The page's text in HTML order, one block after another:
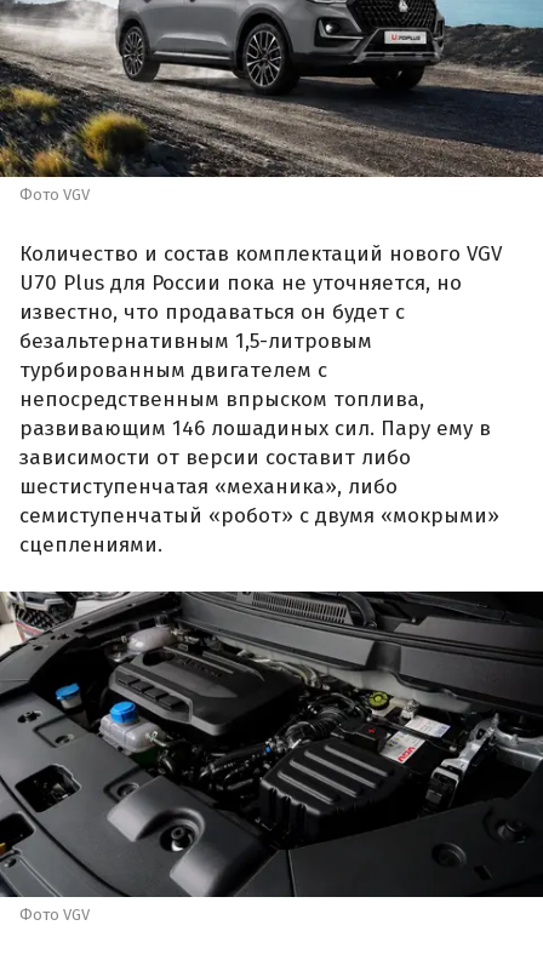
Фото VGV
Количество и состав комплектаций нового VGV
U70 Plus для России пока не уточняется, но
известно, что продаваться он будет с
безальтернативным 1,5-литровым
турбированным двигателем с
непосредственным впрыском топлива,
развивающим 146 лошадиных сил. Пару ему в
зависимости от версии составит либо
шестиступенчатая «механика», либо
семиступенчатый «робот» с двумя «мокрыми»
сцеплениями.
Фото VGV